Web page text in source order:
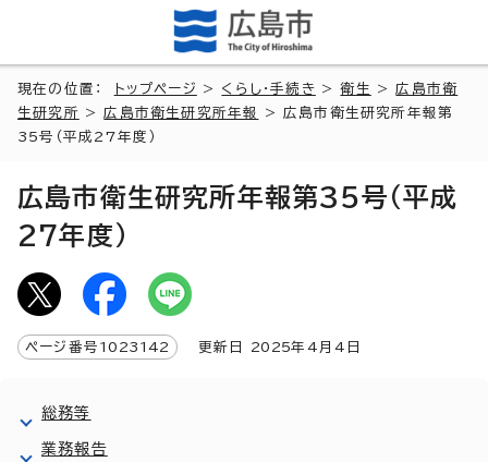
現在の位置： トップページ > くらし・手続き >衛生 >広島市衛
生研究所 >広島市衛生研究所年報
> 広島市衛生研究所年報第
35号（平成27年度）
広島市衛生研究所年報第35号（平成
27年度）
ページ番号 1023142 更新日 2025年4月4日
総務等
業務報告